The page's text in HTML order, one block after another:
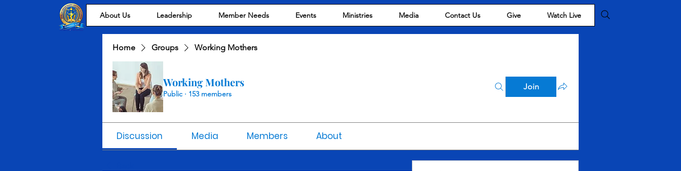
About Us Leadership Member Needs Events Ministries Media Contact Us Give Watch Live
Home Groups Working Mothers
Working Mothers
Public · 153 members
Join
Discussion Media Members About